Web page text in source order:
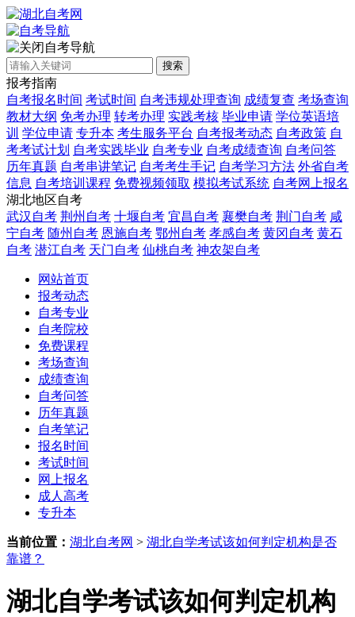
自考导航
搜索
报考指南
自考报名时间 考试时间 自考违规处理查询 成绩复查 考场查询
教材大纲 免考办理 转考办理 实践考核 毕业申请 学位英语培
训 学位申请 专升本 考生服务平台 自考报考动态 自考政策 自
考考试计划 自考实践毕业 自考专业 自考成绩查询 自考问答
历年真题 自考串讲笔记 自考考生手记 自考学习方法 外省自考
信息 自考培训课程 免费视频领取 模拟考试系统 自考网上报名
湖北地区自考
武汉自考 荆州自考 十堰自考 宜昌自考 襄樊自考 荆门自考 咸
宁自考 随州自考 恩施自考 鄂州自考 孝感自考 黄冈自考 黄石
自考 潜江自考 天门自考 仙桃自考 神农架自考
网站首页
报考动态
自考专业
自考院校
免费课程
考场查询
成绩查询
自考问答
历年真题
自考笔记
报名时间
考试时间
网上报名
成人高考
专升本
当前位置： 湖北自考网 > 湖北自学考试该如何判定机构是否
靠谱？
湖北自学考试该如何判定机构